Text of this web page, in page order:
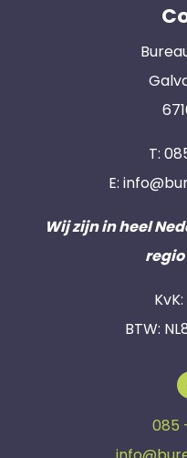
T:
E:
Wij zijn in heel
BTW:
085